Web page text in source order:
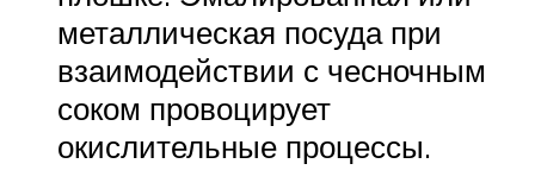
металлическая посуда при
взаимодействии с чесночным
соком провоцирует
окислительные процессы.